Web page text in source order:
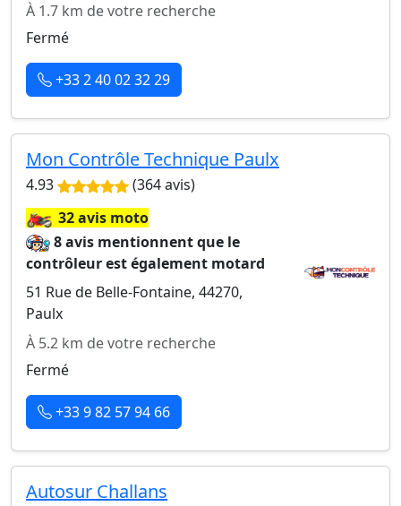
À 1.7 km de votre recherche
Fermé
+33 2 40 02 32 29
Mon Contrôle Technique Paulx
4.93 (364 avis)
🏍️32 avis moto
8 avis mentionnent que le
contrôleur est également motard
51 Rue de Belle-Fontaine, 44270,
Paulx
À 5.2 km de votre recherche
Fermé
+33 9 82 57 94 66
Autosur Challans